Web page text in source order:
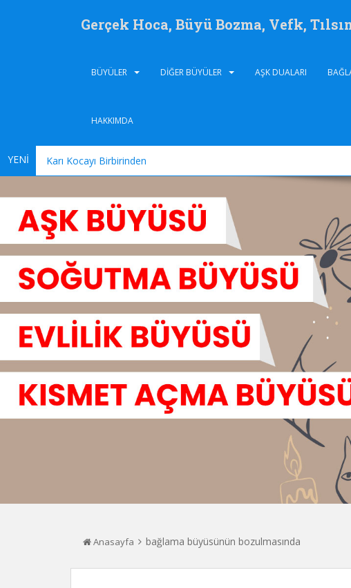
Gerçek Hoca, Büyü Bozma, Vefk,
BÜYÜLER DIĞER BÜYÜLER AŞK DUALARI
HAKKIMDA
YENİ Karı Kocayı Birbirinden Ayırma Büyüsü
Anasayfa bağlama büyüsünün bozulmasında